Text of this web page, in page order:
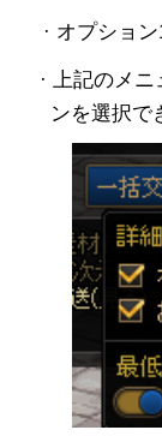
· オプショ
· 上記のメ
ンを選択で